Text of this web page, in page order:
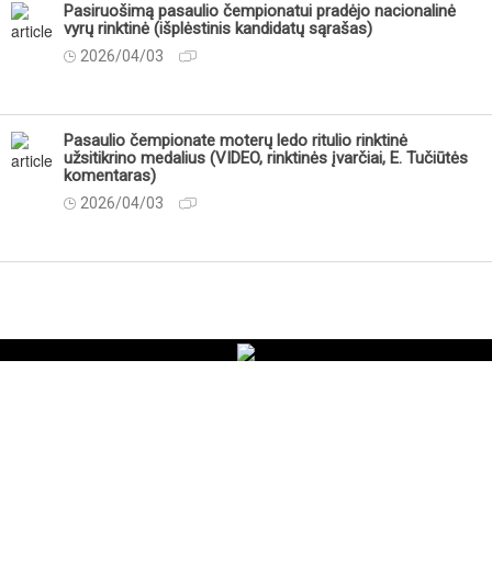
Pasiruošimą pasaulio čempionatui pradėjo nacionalinė
vyrų rinktinė (išplėstinis kandidatų sąrašas)
2026/04/03
Pasaulio čempionate moterų ledo ritulio rinktinė
užsitikrino medalius (VIDEO, rinktinės įvarčiai, E. Tučiūtės
komentaras)
2026/04/03